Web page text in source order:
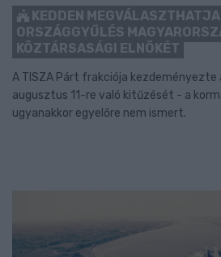
KEDDEN
ORSZÁGGYŰLÉS
KÖZTÁRSASÁGI ELNÖKÉT
A TISZA Párt frakciója
augusztus 11-re való kitűzését - a
ugyanakkor egyelőre nem ismert.